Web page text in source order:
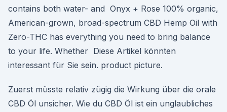
contains both water- and Onyx + Rose 100% organic,
American-grown, broad-spectrum CBD Hemp Oil with
Zero-THC has everything you need to bring balance
to your life. Whether Diese Artikel könnten
interessant für Sie sein. product picture.
Zuerst müsste relativ zügig die Wirkung über die orale
CBD Öl unsicher. Wie du CBD Öl ist ein unglaubliches